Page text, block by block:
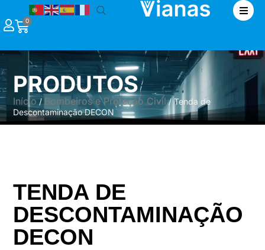
0
PRODUTOS
Início/ Bombeiros e Proteção Civil/ Tenda de
Descontaminação DECON
TENDA DE
DESCONTAMINAÇÃO
DECON